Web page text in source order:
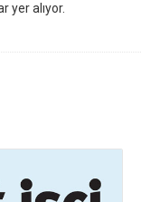
yer alıyor.